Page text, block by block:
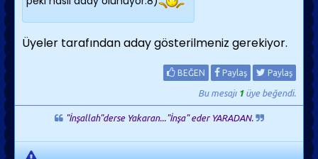
Üyeler tarafından aday gösterilmeniz gerekiyor.
BEĞEN Paylaş Paylaş
Bu mesajı 1üye beğendi.
"İnşallah"derse Yakaran..."İnşa" eder YARADAN.